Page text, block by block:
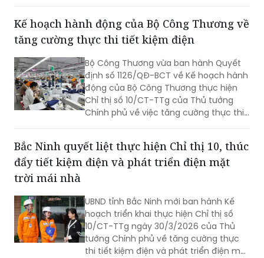
doanh nghiệp sử dụng điện tiết kiệm,
hiệu quả nhằm giảm áp lực cho hệ
Kế hoạch hành động của Bộ Công Thương về
tăng cường thực thi tiết kiệm điện
Bộ Công Thương vừa ban hành Quyết
định số 1126/QĐ-BCT về Kế hoạch hành
động của Bộ Công Thương thực hiện
Chỉ thị số 10/CT-TTg của Thủ tướng
Chính phủ về việc tăng cường thực thi
Bắc Ninh quyết liệt thực hiện Chỉ thị 10, thúc
đẩy tiết kiệm điện và phát triển điện mặt
trời mái nhà
UBND tỉnh Bắc Ninh mới ban hành Kế
hoạch triển khai thực hiện Chỉ thị số
10/CT-TTg ngày 30/3/2026 của Thủ
tướng Chính phủ về tăng cường thực
thi tiết kiệm điện và phát triển điện mặt